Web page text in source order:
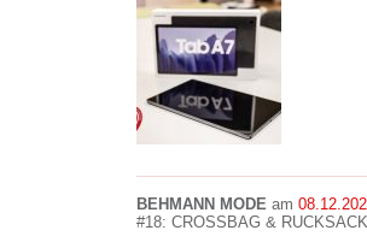
BEHMANN MODE am
#18: CROSSBAG & RUCKSACK